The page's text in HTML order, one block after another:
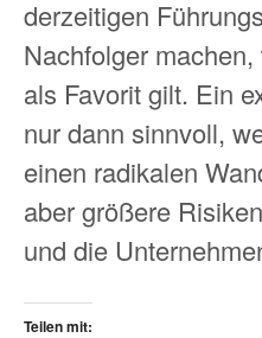
derzeitigen
Nachfolger
als Favorit gilt. Ein
nur dann sinnvoll,
einen radikalen
aber größere
und die
Teilen mit: